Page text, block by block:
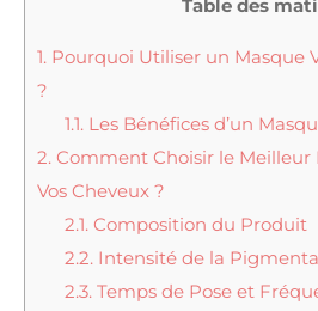
Table des
1. Pourquoi Utiliser un Masque
?
1.1.Les Bénéfices d’un
2. Comment Choisir le Meilleur
Vos Cheveux ?
2.1.Composition du Produit
2.2.Intensité de la
2.3.Temps de Pose et